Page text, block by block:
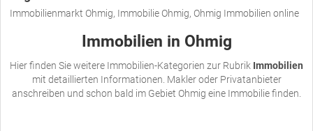
Immobilienmarkt Ohmig, Immobilie Ohmig, Ohmig Immobilien online
Immobilien in Ohmig
Hier finden Sie weitere Immobilien-Kategorien zur Rubrik Immobilien
mit detaillierten Informationen. Makler oder Privatanbieter
anschreiben und schon bald im Gebiet Ohmig eine Immobilie finden.